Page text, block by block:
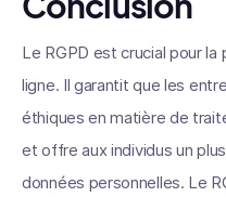
Le RGPD est crucial pour
ligne. Il garantit que les
éthiques en matière de
et offre aux individus un
données personnelles. Le